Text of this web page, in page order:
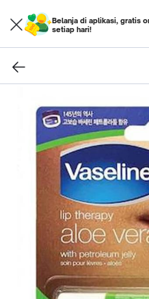
Belanja di aplikasi, gratis
setiap hari!